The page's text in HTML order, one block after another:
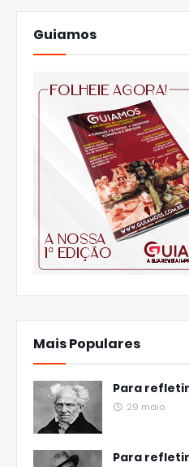
Guiamos
Mais Populares
Para
29 maio
Para